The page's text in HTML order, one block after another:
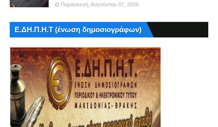
Παρασκευή, Αυγούστου 07, 2026
Ε.ΔΗ.Π.Η.Τ (ένωση δημοσιογράφων)